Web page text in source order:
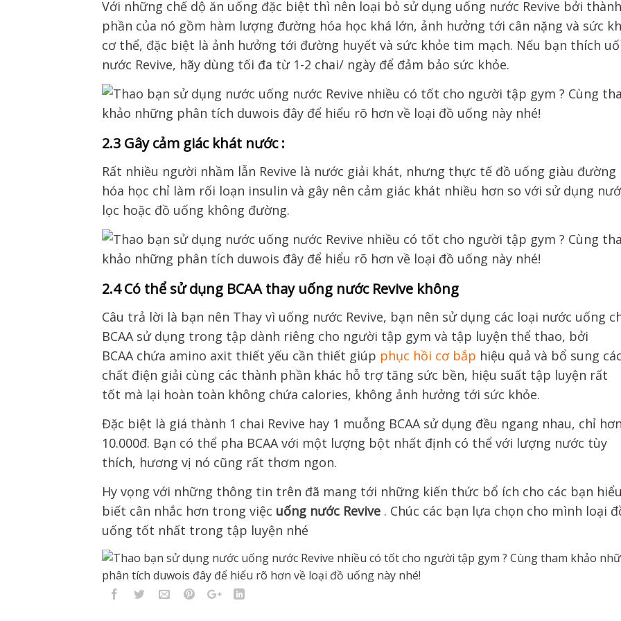
Với những chế dộ ăn uống đặc biệt thì nên loại bỏ sử dụng uống nước Revive bởi thành
phần của nó gồm hàm lượng đường hóa học khá lớn, ảnh hưởng tới cân nặng và sức
cơ thể, đặc biệt là ảnh hưởng tới đường huyết và sức khỏe tim mạch. Nếu bạn thích
nước Revive, hãy dùng tối đa từ 1-2 chai/ ngày để đảm bảo sức khỏe.
2.3 Gây cảm giác khát nước :
Rất nhiều người nhầm lẫn Revive là nước giải khát, nhưng thực tế đồ uống giàu đường
hóa học chỉ làm rối loạn insulin và gây nên cảm giác khát nhiều hơn so với sử dụng
lọc hoặc đồ uống không đường.
2.4 Có thể sử dụng BCAA thay uống nước Revive không
Câu trả lời là bạn nên Thay vì uống nước Revive, bạn nên sử dụng các loại nước uống
BCAA sử dụng trong tập dành riêng cho người tập gym và tập luyện thể thao, bởi
BCAA chứa amino axit thiết yếu cần thiết giúp phục hồi cơ bắp hiệu quả và bổ sung các
chất điện giải cùng các thành phần khác hỗ trợtăng sức bền, hiệu suất tập luyện rất
tốt mà lại hoàn toàn không chứa calories, không ảnh hưởng tới sức khỏe.
Đặc biệt là giá thành 1 chai Revive hay 1 muỗng BCAA sử dụng đều ngang nhau, chỉ hơn
10.000đ. Bạn có thể pha BCAA với một lượng bột nhất định có thể với lượng nước tùy
thích, hương vị nó cũng rất thơm ngon.
Hy vọng với những thông tin trên đã mang tới những kiến thức bổ ích cho các bạn
biết cân nhắc hơn trong việc uống nước Revive . Chúc các bạn lựa chọn cho mình loại
uống tốt nhất trong tập luyện nhé